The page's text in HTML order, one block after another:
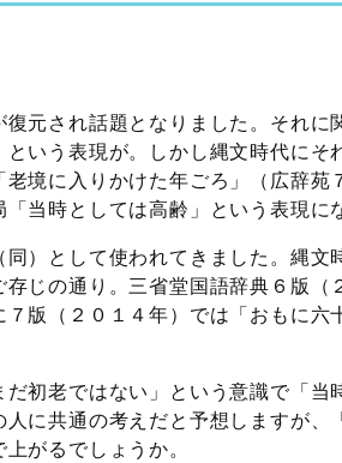
元され話題となりました。それに
いう表現が。しかし縄文時代にそ
境に入りかけた年ごろ」（広辞苑
当時としては高齢」という表現に
同）として使われてきました。縄文
じの通り。三省堂国語辞典６版（
版（２０１４年）では「おもに六
初老ではない」という意識で「当
に共通の考えだと予想しますが、
がるでしょうか。